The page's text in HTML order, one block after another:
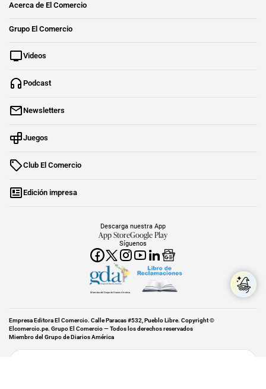
Acerca de El Comercio
Grupo El Comercio
Videos
Podcast
Newsletters
Juegos
Club El Comercio
Edición impresa
Síguenos
Descarga nuestra App
App StoreGoogle Play
Miembro del Grupo de Diarios América
Empresa Editora El Comercio. Calle Paracas #532, Pueblo Libre. Copyright ©
Elcomercio.pe. Grupo El Comercio — Todos los derechos reservados
Miembro del Grupo de Diarios América